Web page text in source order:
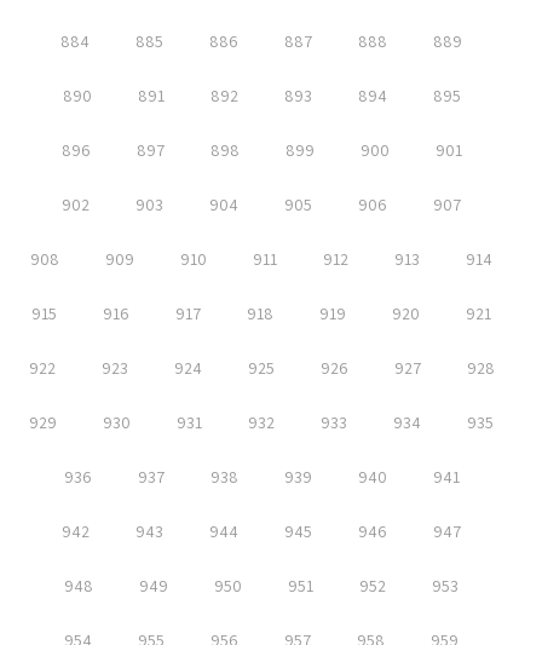
884 885 886 887 888 889
890 891 892 893 894 895
896 897 898 899 900 901
902 903 904 905 906 907
908 909 910 911 912 913 914
915 916 917 918 919 920 921
922 923 924 925 926 927 928
929 930 931 932 933 934 935
936 937 938 939 940 941
942 943 944 945 946 947
948 949 950 951 952 953
954 955 956 957 958 959